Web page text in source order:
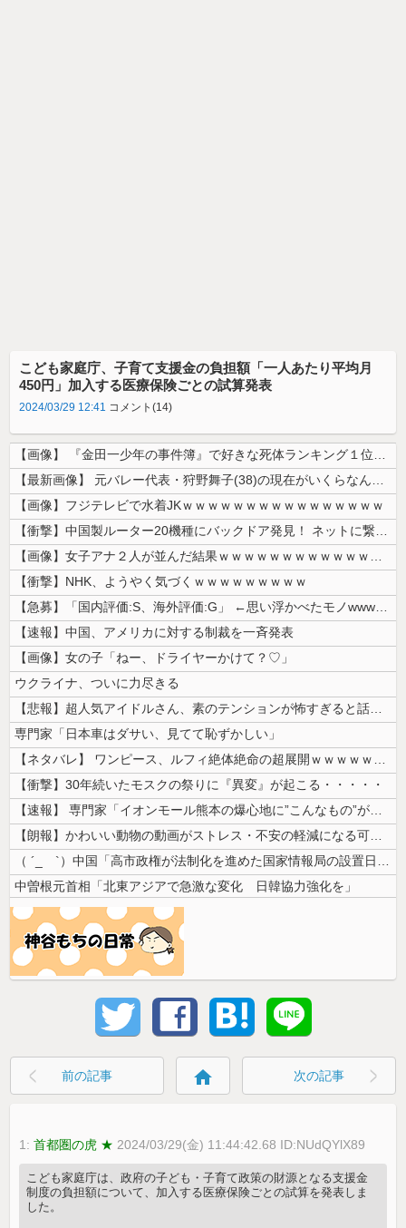
こども家庭庁、子育て支援金の負担額「一人あたり平均月
450円」加入する医療保険ごとの試算発表
2024/03/29 12:41 コメント(14)
【画像】 『金田一少年の事件簿』で好きな死体ランキング１位がこちら！
【最新画像】 元バレー代表・狩野舞子(38)の現在がいくらなんでも即ハ...
【画像】フジテレビで水着JKｗｗｗｗｗｗｗｗｗｗｗｗｗｗｗｗ
【衝撃】中国製ルーター20機種にバックドア発見！ ネットに繋ぐだけで3...
【画像】女子アナ２人が並んだ結果ｗｗｗｗｗｗｗｗｗｗｗｗｗｗｗｗｗｗｗ...
【衝撃】NHK、ようやく気づくｗｗｗｗｗｗｗｗｗ
【急募】「国内評価:S、海外評価:G」 ←思い浮かべたモノwwwwww...
【速報】中国、アメリカに対する制裁を一斉発表
【画像】女の子「ねー、ドライヤーかけて？♡」
ウクライナ、ついに力尽きる
【悲報】超人気アイドルさん、素のテンションが怖すぎると話題に・・・
専門家「日本車はダサい、見てて恥ずかしい」
【ネタバレ】 ワンピース、ルフィ絶体絶命の超展開ｗｗｗｗｗｗｗｗｗｗｗ...
【衝撃】30年続いたモスクの祭りに『異変』が起こる・・・・・
【速報】 専門家「イオンモール熊本の爆心地に”こんなもの”があったんだ...
【朗報】かわいい動物の動画がストレス・不安の軽減になる可能性。英大学の...
（ ´_ゝ`）中国「高市政権が法制化を進めた国家情報局の設置日が7月3...
中曽根元首相「北東アジアで急激な変化 日韓協力強化を」
前の記事 home 次の記事
1:首都圏の虎 ★ 2024/03/29(金) 11:44:42.68 ID:NUdQYlX89
こども家庭庁は、政府の子ども・子育て政策の財源となる支援金
制度の負担額について、加入する医療保険ごとの試算を発表しま
した。